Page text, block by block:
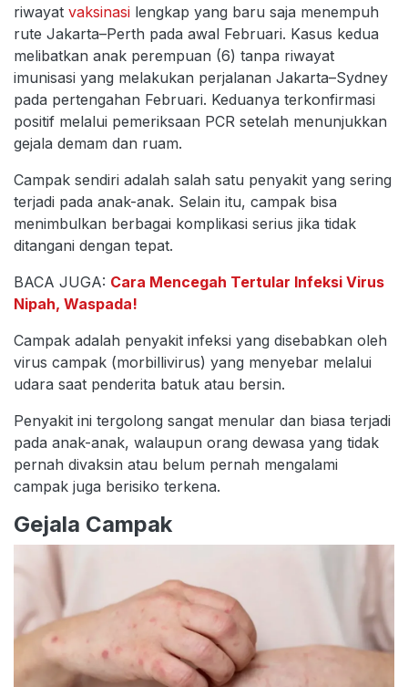
riwayat vaksinasi lengkap yang baru saja menempuh
rute Jakarta–Perth pada awal Februari. Kasus kedua
melibatkan anak perempuan (6) tanpa riwayat
imunisasi yang melakukan perjalanan Jakarta–Sydney
pada pertengahan Februari. Keduanya terkonfirmasi
positif melalui pemeriksaan PCR setelah menunjukkan
gejala demam dan ruam.
Campak sendiri adalah salah satu penyakit yang sering
terjadi pada anak-anak. Selain itu, campak bisa
menimbulkan berbagai komplikasi serius jika tidak
ditangani dengan tepat.
BACA JUGA: Cara Mencegah Tertular Infeksi Virus
Nipah, Waspada!
Campak adalah penyakit infeksi yang disebabkan oleh
virus campak (morbillivirus) yang menyebar melalui
udara saat penderita batuk atau bersin.
Penyakit ini tergolong sangat menular dan biasa terjadi
pada anak-anak, walaupun orang dewasa yang tidak
pernah divaksin atau belum pernah mengalami
campak juga berisiko terkena.
Gejala Campak